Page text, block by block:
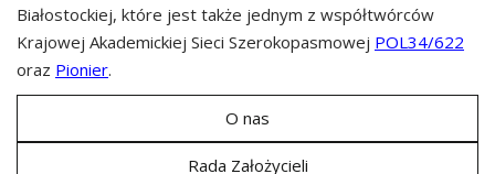
Białostockiej, które jest także jednym z współtwórców
Krajowej Akademickiej Sieci Szerokopasmowej POL34/622
oraz Pionier.
O nas
Rada Założycieli